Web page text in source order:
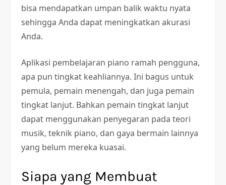
bisa mendapatkan umpan balik waktu nyata
sehingga Anda dapat meningkatkan akurasi
Anda.
Aplikasi pembelajaran piano ramah pengguna,
apa pun tingkat keahliannya. Ini bagus untuk
pemula, pemain menengah, dan juga pemain
tingkat lanjut. Bahkan pemain tingkat lanjut
dapat menggunakan penyegaran pada teori
musik, teknik piano, dan gaya bermain lainnya
yang belum mereka kuasai.
Siapa yang Membuat